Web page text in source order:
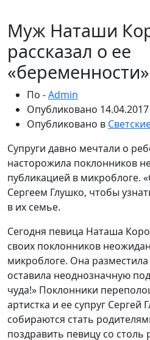
Муж Наташи
рассказал о ее
«беременности»
По -Admin
Опубликовано 14.04.2017
Опубликовано в
Супруги давно мечтали о
насторожила поклонников
публикацией в микроблоге.
Сергеем Глушко, чтобы
в их семье.
Сегодня певица Наташа
своих поклонников
микроблоге. Она
оставила неоднозначную
чуда!» Поклонники
артистка и ее супруг Сергей
собираются стать
поздравить певицу со